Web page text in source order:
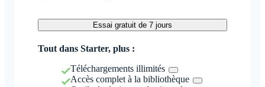
Essai gratuit de 7 jours
Tout dans Starter, plus :
Téléchargements illimités
Accès complet à la bibliothèque